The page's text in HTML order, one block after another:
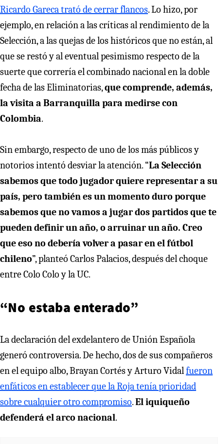
Ricardo Gareca trató de cerrar flancos. Lo hizo, por
ejemplo, en relación a las críticas al rendimiento de la
Selección, a las quejas de los históricos que no están, al
que se restó y al eventual pesimismo respecto de la
suerte que correría el combinado nacional en la doble
fecha de las Eliminatorias,que comprende, además,
la visita a Barranquilla para medirse con
Colombia.
Sin embargo, respecto de uno de los más públicos y
notorios intentó desviar la atención. “La Selección
sabemos que todo jugador quiere representar a su
país, pero también es un momento duro porque
sabemos que no vamos a jugar dos partidos que te
pueden definir un año, o arruinar un año. Creo
que eso no debería volver a pasar en el fútbol
chileno”, planteó Carlos Palacios, después del choque
entre Colo Colo y la UC.
“No estaba enterado”
La declaración del exdelantero de Unión Española
generó controversia. De hecho, dos de sus compañeros
en el equipo albo, Brayan Cortés y Arturo Vidalfueron
enfáticos en establecer que la Roja tenía prioridad
sobre cualquier otro compromiso.El iquiqueño
defenderá el arco nacional.